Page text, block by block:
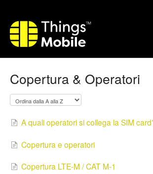
Copertura & Operatori
A quali operatori si collega la SIM
Copertura e operatori
Copertura LTE-M / CAT M-1